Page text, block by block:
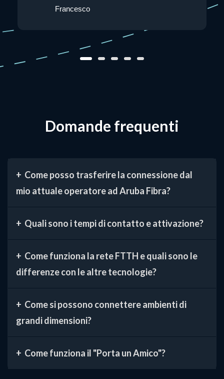
Francesco
Domande frequenti
Come posso trasferire la connessione dal
mio attuale operatore ad Aruba Fibra?
Quali sono i tempi di contatto e attivazione?
Come funziona la rete FTTH e quali sono le
differenze con le altre tecnologie?
Come si possono connettere ambienti di
grandi dimensioni?
Come funziona il "Porta un Amico"?